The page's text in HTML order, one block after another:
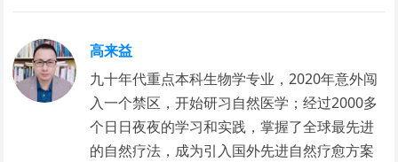
高来益
九十年代重点本科生物学专业，2020年意外闯
入一个禁区，开始研习自然医学；经过2000多
个日日夜夜的学习和实践，掌握了全球最先进
的自然疗法，成为引入国外先进自然疗愈方案